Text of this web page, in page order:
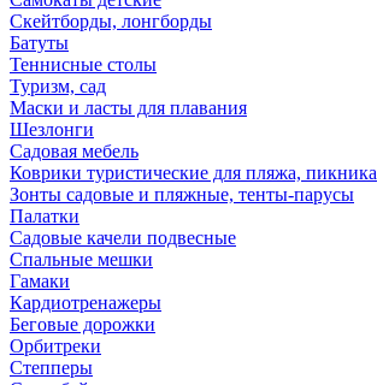
Скейтборды, лонгборды
Батуты
Теннисные столы
Туризм, сад
Маски и ласты для плавания
Шезлонги
Садовая мебель
Коврики туристические для пляжа, пикника
Зонты садовые и пляжные, тенты-парусы
Палатки
Садовые качели подвесные
Спальные мешки
Гамаки
Кардиотренажеры
Беговые дорожки
Орбитреки
Степперы